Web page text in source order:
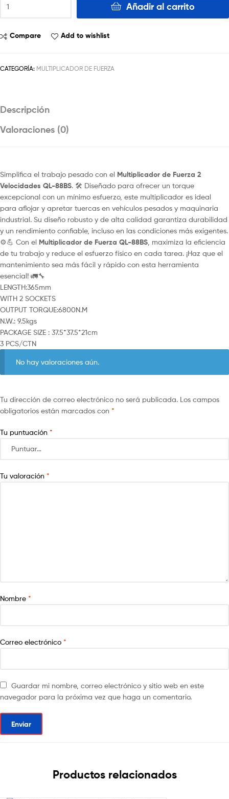
Añadir al carrito
Compare Add to wishlist
CATEGORÍA: MULTIPLICADOR DE FUERZA
Descripción
Valoraciones (0)
Simplifica el trabajo pesado con el Multiplicador de Fuerza 2
Velocidades QL-88BS. 🛠️ Diseñado para ofrecer un torque
excepcional con un mínimo esfuerzo, este multiplicador es ideal
para aflojar y apretar tuercas en vehículos pesados y maquinaria
industrial. Su diseño robusto y de alta calidad garantiza durabilidad
y un rendimiento confiable, incluso en las condiciones más exigentes.
⚙️💪 Con el Multiplicador de Fuerza QL-88BS , maximiza la eficiencia
de tu trabajo y reduce el esfuerzo físico en cada tarea. ¡Haz que el
mantenimiento sea más fácil y rápido con esta herramienta
esencial! 🚛🔧
LENGTH:365mm
WITH 2 SOCKETS
OUTPUT TORQUE:6800N.M
N.W.: 9.5kgs
PACKAGE SIZE : 37.5*37.5*21cm
3 PCS/CTN
No hay valoraciones aún.
Tu dirección de correo electrónico no será publicada. Los campos
obligatorios están marcados con *
Tu puntuación *
Tu valoración *
Nombre *
Correo electrónico *
Guardar mi nombre, correo electrónico y sitio web en este
navegador para la próxima vez que haga un comentario.
Productos relacionados